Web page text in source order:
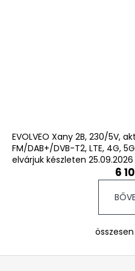
EVOLVEO Xany 2B, 230/5V,
FM/DAB+/DVB-T2, LTE, 4G,
elvárjuk készleten 25.09.2026
6
összesen